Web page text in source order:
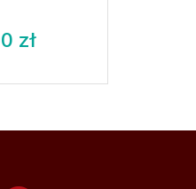
zł